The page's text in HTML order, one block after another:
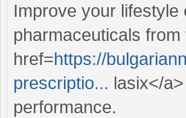
Improve your
pharmaceuticals
href=https://
prescriptio... lasix</
performance.